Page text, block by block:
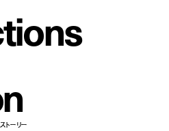
tions
n
トーリー